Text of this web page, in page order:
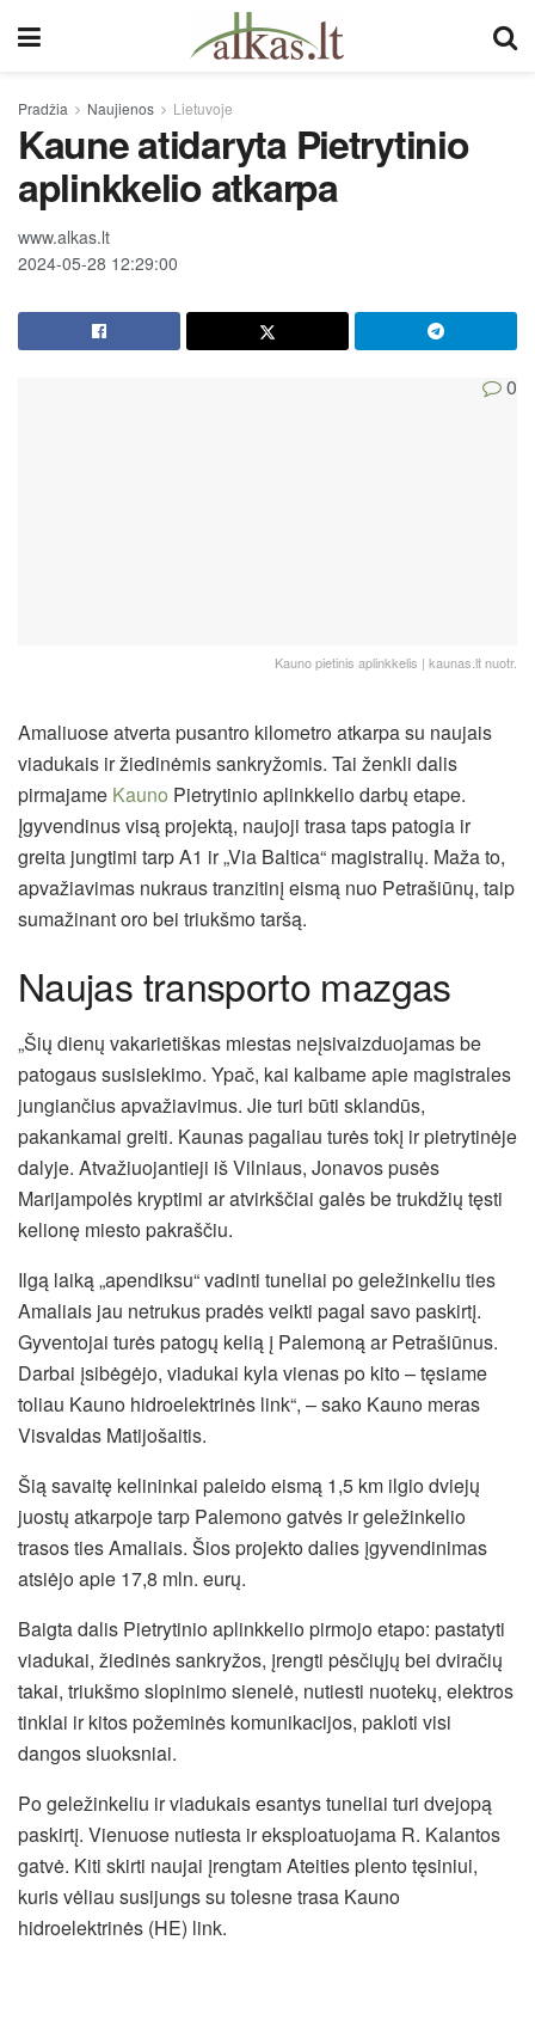
Pradžia Naujienos Lietuvoje
Kaune atidaryta Pietrytinio
aplinkkelio atkarpa
www.alkas.lt
2024-05-28 12:29:00
0
Kauno pietinis aplinkkelis | kaunas.lt nuotr.
Amaliuose atverta pusantro kilometro atkarpa su naujais
viadukais ir žiedinėmis sankryžomis. Tai ženkli dalis
pirmajame Kauno Pietrytinio aplinkkelio darbų etape.
Įgyvendinus visą projektą, naujoji trasa taps patogia ir
greita jungtimi tarp A1 ir „Via Baltica“ magistralių. Maža to,
apvažiavimas nukraus tranzitinį eismą nuo Petrašiūnų, taip
sumažinant oro bei triukšmo taršą.
Naujas transporto mazgas
„Šių dienų vakarietiškas miestas neįsivaizduojamas be
patogaus susisiekimo. Ypač, kai kalbame apie magistrales
jungiančius apvažiavimus. Jie turi būti sklandūs,
pakankamai greiti. Kaunas pagaliau turės tokį ir pietrytinėje
dalyje. Atvažiuojantieji iš Vilniaus, Jonavos pusės
Marijampolės kryptimi ar atvirkščiai galės be trukdžių tęsti
kelionę miesto pakraščiu.
Ilgą laiką „apendiksu“ vadinti tuneliai po geležinkeliu ties
Amaliais jau netrukus pradės veikti pagal savo paskirtį.
Gyventojai turės patogų kelią į Palemoną ar Petrašiūnus.
Darbai įsibėgėjo, viadukai kyla vienas po kito – tęsiame
toliau Kauno hidroelektrinės link“, – sako Kauno meras
Visvaldas Matijošaitis.
Šią savaitę kelininkai paleido eismą 1,5 km ilgio dviejų
juostų atkarpoje tarp Palemono gatvės ir geležinkelio
trasos ties Amaliais. Šios projekto dalies įgyvendinimas
atsiėjo apie 17,8 mln. eurų.
Baigta dalis Pietrytinio aplinkkelio pirmojo etapo: pastatyti
viadukai, žiedinės sankryžos, įrengti pėsčiųjų bei dviračių
takai, triukšmo slopinimo sienelė, nutiesti nuotekų, elektros
tinklai ir kitos požeminės komunikacijos, pakloti visi
dangos sluoksniai.
Po geležinkeliu ir viadukais esantys tuneliai turi dvejopą
paskirtį. Vienuose nutiesta ir eksploatuojama R. Kalantos
gatvė. Kiti skirti naujai įrengtam Ateities plento tęsiniui,
kuris vėliau susijungs su tolesne trasa Kauno
hidroelektrinės (HE) link.